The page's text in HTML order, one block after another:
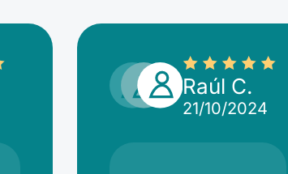
Raúl C.
21/10/2024